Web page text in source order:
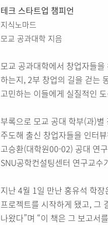
테크 스타트업 챔피언
지식노마드
모교 공과대학 지음
모교 공과대학에서 창업자들
하는지, 2부 창업의 길을 걷는
고민하는 이들에게 실질적인
부록으로 모교 공대 학부(과)
주도해 출신 창업자들을 인터
고승환(대학원00-02) 공대 연
SNU공학컨설팅센터 연구교수
지난 4월 1일 만난 홍유석 학
프로젝트를 시작하게 됐고, 그
나왔다”며 “이 책은 그 보고서